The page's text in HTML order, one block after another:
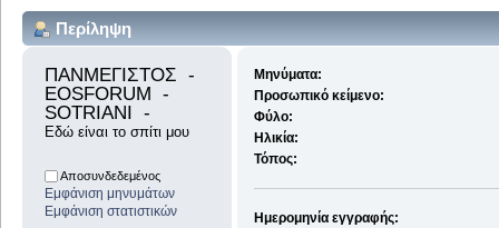
Περίληψη
ΠΑΝΜΕΓΙΣΤΟΣ  -
EOSFORUM  -
SOTRIANI  -
Εδώ είναι το σπίτι μου
Αποσυνδεδεμένος
Εμφάνιση μηνυμάτων
Εμφάνιση στατιστικών
Μηνύματα:
Προσωπικό κείμενο:
Φύλο:
Ηλικία:
Τόπος:
Ημερομηνία εγγραφής: